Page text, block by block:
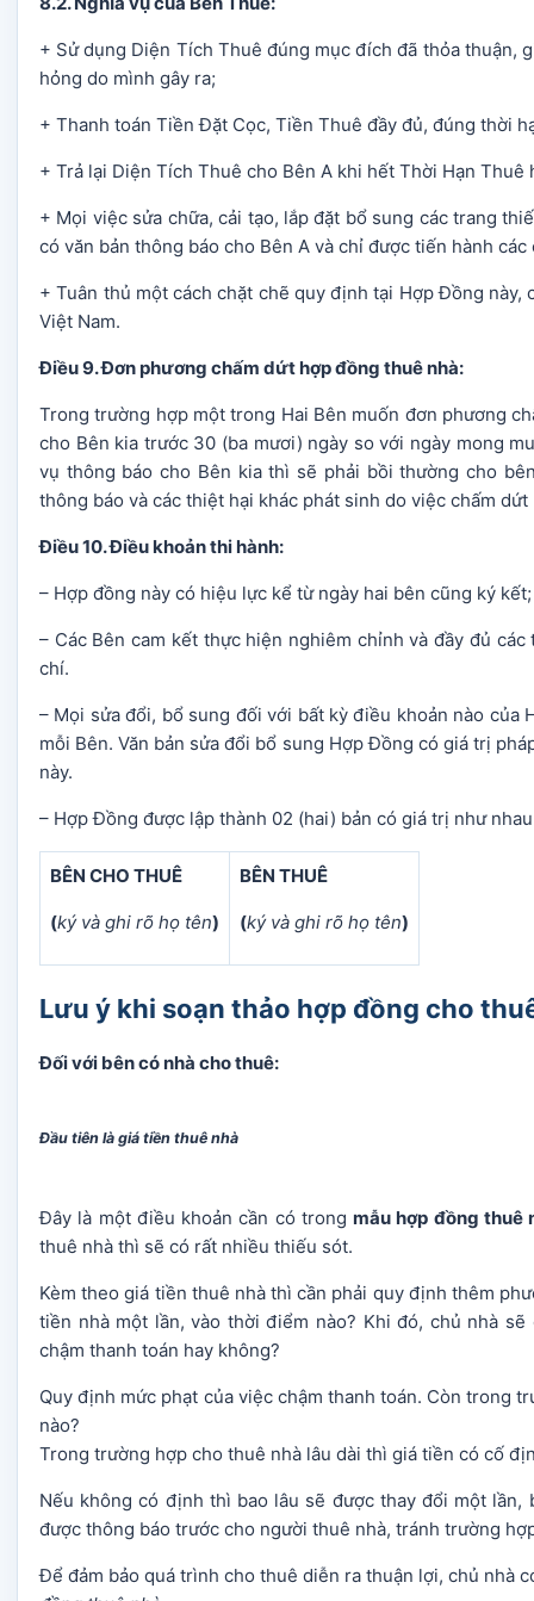
+ Sử dụng Diện Tích Thuê đúng mục đích đã thỏa thuận,
hỏng do mình gây ra;
+ Thanh toán Tiền Đặt Cọc, Tiền Thuê đầy đủ, đúng thời
+ Trả lại Diện Tích Thuê cho Bên A khi hết Thời Hạn
+ Mọi việc sửa chữa, cải tạo, lắp đặt bổ sung các trang
có văn bản thông báo cho Bên A và chỉ được tiến hành
+ Tuân thủ một cách chặt chẽ quy định tại Hợp Đồng
Việt Nam.
Điều 9. Đơn phương chấm dứt hợp đồng thuê nhà:
Trong trường hợp một trong Hai Bên muốn đơn phương
cho Bên kia trước 30 (ba mươi) ngày so với ngày mong
vụ thông báo cho Bên kia thì sẽ phải bồi thường cho
thông báo và các thiệt hại khác phát sinh do việc chấm
Điều 10. Điều khoản thi hành:
– Hợp đồng này có hiệu lực kể từ ngày hai bên cũng ký kết;
– Các Bên cam kết thực hiện nghiêm chỉnh và đầy đủ
chí.
– Mọi sửa đổi, bổ sung đối với bất kỳ điều khoản nào
mỗi Bên. Văn bản sửa đổi bổ sung Hợp Đồng có giá trị
này.
– Hợp Đồng được lập thành 02 (hai) bản có giá trị như
BÊN CHO THUÊ
(ký và ghi rõ họ tên)
BÊN THUÊ
(ký và ghi rõ họ tên)
Lưu ý khi soạn thảo hợp đồng cho
Đối với bên có nhà cho thuê:
Đầu tiên là giá tiền thuê nhà
Đây là một điều khoản cần có trong mẫu hợp đồng thuê
thuê nhà thì sẽ có rất nhiều thiếu sót.
Kèm theo giá tiền thuê nhà thì cần phải quy định thêm
tiền nhà một lần, vào thời điểm nào? Khi đó, chủ nhà
chậm thanh toán hay không?
Quy định mức phạt của việc chậm thanh toán. Còn trong
nào?
Trong trường hợp cho thuê nhà lâu dài thì giá tiền có cố
Nếu không có định thì bao lâu sẽ được thay đổi một
được thông báo trước cho người thuê nhà, tránh trường
Để đảm bảo quá trình cho thuê diễn ra thuận lợi, chủ nhà